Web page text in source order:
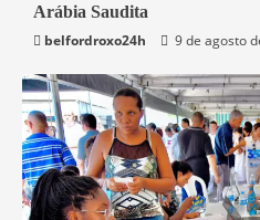
Mundo
Arábia Saudita
belfordroxo24h
9 de agosto